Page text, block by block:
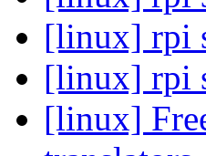
[linux] rpi
[linux] rpi
[linux]